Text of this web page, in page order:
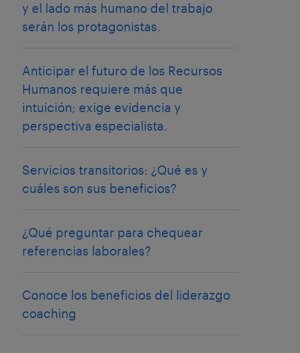
y el lado más humano del trabajo
serán los protagonistas.
Anticipar el futuro de los Recursos
Humanos requiere más que
intuición; exige evidencia y
perspectiva especialista.
Servicios transitorios: ¿Qué es y
cuáles son sus beneficios?
¿Qué preguntar para chequear
referencias laborales?
Conoce los beneficios del liderazgo
coaching